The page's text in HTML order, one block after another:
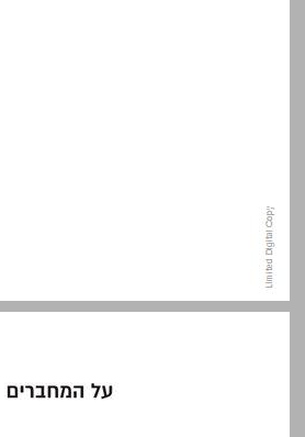
על המחברים ... 9